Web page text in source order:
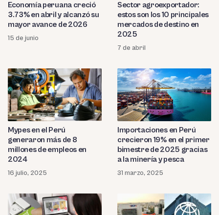
Economía peruana creció
3.73% en abril y alcanzó su
mayor avance de 2026
15 de junio
Sector agroexportador:
estos son los 10 principales
mercados de destino en
2025
7 de abril
Mypes en el Perú
generaron más de 8
millones de empleos en
2024
16 julio, 2025
Importaciones en Perú
crecieron 19% en el primer
bimestre de 2025 gracias
a la minería y pesca
31 marzo, 2025